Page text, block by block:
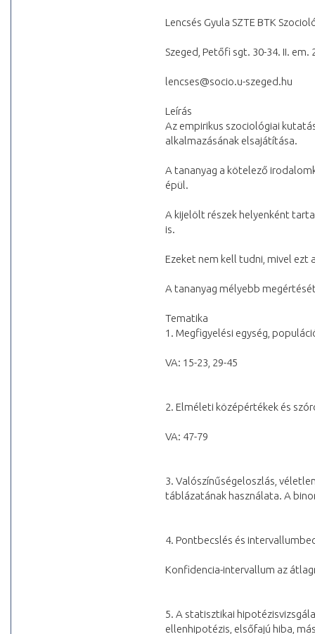
Lencsés Gyula SZTE BTK
Szeged, Petőfi sgt. 30-34. II. em.
lencses@socio.u-szeged.hu
Leírás
Az empirikus szociológiai
alkalmazásának elsajátítása.
A tananyag a kötelező
épül.
A kijelölt részek helyenként
is.
Ezeket nem kell tudni, mivel
A tananyag mélyebb
Tematika
1. Megfigyelési egység,
VA: 15-23, 29-45
2. Elméleti középértékek és
VA: 47-79
3. Valószínűségeloszlás,
táblázatának használata. A
4. Pontbecslés és
Konfidencia-intervallum az
5. A statisztikai
ellenhipotézis, elsőfajú hiba,